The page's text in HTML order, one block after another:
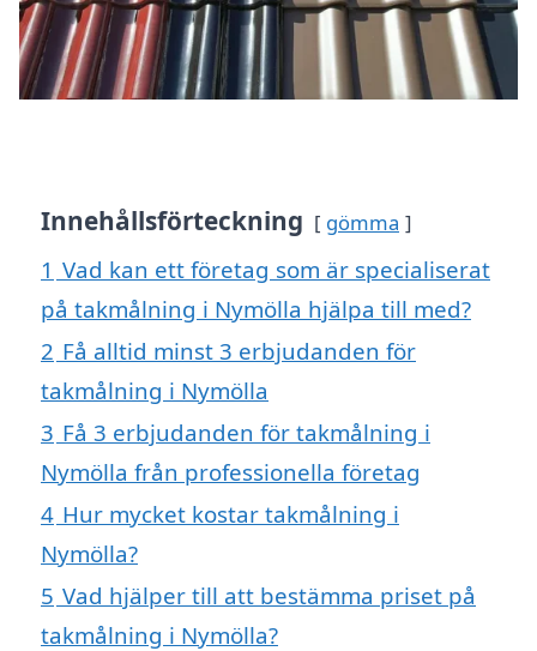
Innehållsförteckning gömma
1 Vad kan ett företag som är specialiserat
på takmålning i Nymölla hjälpa till med?
2 Få alltid minst 3 erbjudanden för
takmålning i Nymölla
3 Få 3 erbjudanden för takmålning i
Nymölla från professionella företag
4 Hur mycket kostar takmålning i
Nymölla?
5 Vad hjälper till att bestämma priset på
takmålning i Nymölla?